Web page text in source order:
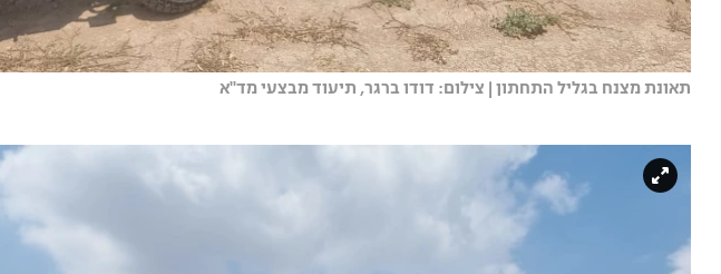
תאונת מצנח בגליל התחתון | צילום: דודו ברגר, תיעוד מבצעי מד''א